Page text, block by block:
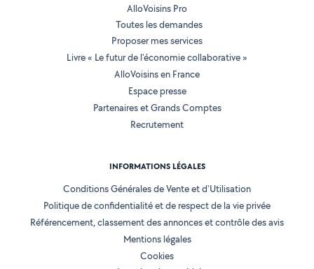
AlloVoisins Pro
Toutes les demandes
Proposer mes services
Livre « Le futur de l'économie collaborative »
AlloVoisins en France
Espace presse
Partenaires et Grands Comptes
Recrutement
INFORMATIONS LÉGALES
Conditions Générales de Vente et d'Utilisation
Politique de confidentialité et de respect de la vie privée
Référencement, classement des annonces et contrôle des avis
Mentions légales
Cookies